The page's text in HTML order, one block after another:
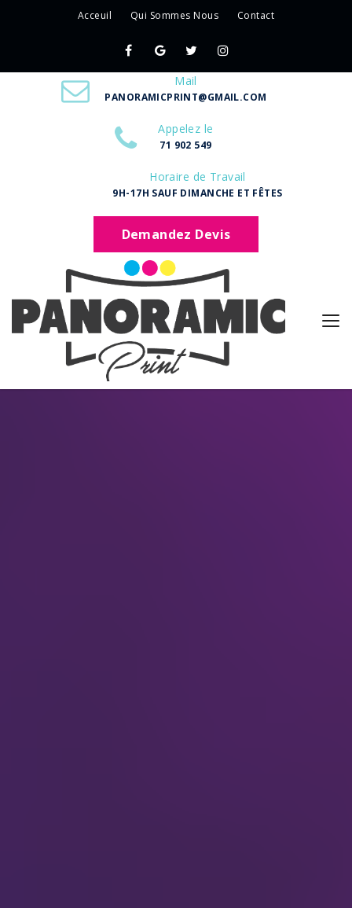
Acceuil Qui Sommes Nous Contact
Mail
PANORAMICPRINT@GMAIL.COM
Appelez le
71 902 549
Horaire de Travail
9H-17H SAUF DIMANCHE ET FÊTES
Demandez Devis